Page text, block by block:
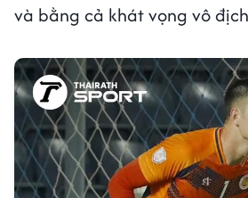
và bằng cả khát vọng vô